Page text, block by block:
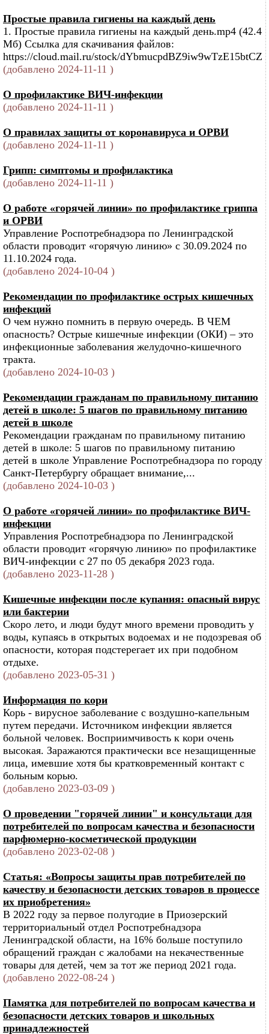
Простые правила гигиены на каждый день
1. Простые правила гигиены на каждый день.mp4 (42.4
Мб) Ссылка для скачивания файлов:
https://cloud.mail.ru/stock/dYbmucpdBZ9iw9wTzE15btCZ
(добавлено 2024-11-11 )
О профилактике ВИЧ-инфекции
(добавлено 2024-11-11 )
О правилах защиты от коронавируса и ОРВИ
(добавлено 2024-11-11 )
Грипп: симптомы и профилактика
(добавлено 2024-11-11 )
О работе «горячей линии» по профилактике гриппа
и ОРВИ
Управление Роспотребнадзора по Ленинградской
области проводит «горячую линию» с 30.09.2024 по
11.10.2024 года.
(добавлено 2024-10-04 )
Рекомендации по профилактике острых кишечных
инфекций
О чем нужно помнить в первую очередь. В ЧЕМ
опасность? Острые кишечные инфекции (ОКИ) – это
инфекционные заболевания желудочно-кишечного
тракта.
(добавлено 2024-10-03 )
Рекомендации гражданам по правильному питанию
детей в школе: 5 шагов по правильному питанию
детей в школе
Рекомендации гражданам по правильному питанию
детей в школе: 5 шагов по правильному питанию
детей в школе Управление Роспотребнадзора по городу
Санкт-Петербургу обращает внимание,...
(добавлено 2024-10-03 )
О работе «горячей линии» по профилактике ВИЧ-
инфекции
Управления Роспотребнадзора по Ленинградской
области проводит «горячую линию» по профилактике
ВИЧ-инфекции с 27 по 05 декабря 2023 года.
(добавлено 2023-11-28 )
Кишечные инфекции после купания: опасный вирус
или бактерии
Скоро лето, и люди будут много времени проводить у
воды, купаясь в открытых водоемах и не подозревая об
опасности, которая подстерегает их при подобном
отдыхе.
(добавлено 2023-05-31 )
Информация по кори
Корь - вирусное заболевание с воздушно-капельным
путем передачи. Источником инфекции является
больной человек. Восприимчивость к кори очень
высокая. Заражаются практически все незащищенные
лица, имевшие хотя бы кратковременный контакт с
больным корью.
(добавлено 2023-03-09 )
О проведении "горячей линии" и консультаци для
потребителей по вопросам качества и безопасности
парфюмерно-косметической продукции
(добавлено 2023-02-08 )
Статья: «Вопросы защиты прав потребителей по
качеству и безопасности детских товаров в процессе
их приобретения»
В 2022 году за первое полугодие в Приозерский
территориальный отдел Роспотребнадзора
Ленинградской области, на 16% больше поступило
обращений граждан с жалобами на некачественные
товары для детей, чем за тот же период 2021 года.
(добавлено 2022-08-24 )
Памятка для потребителей по вопросам качества и
безопасности детских товаров и школьных
принадлежностей